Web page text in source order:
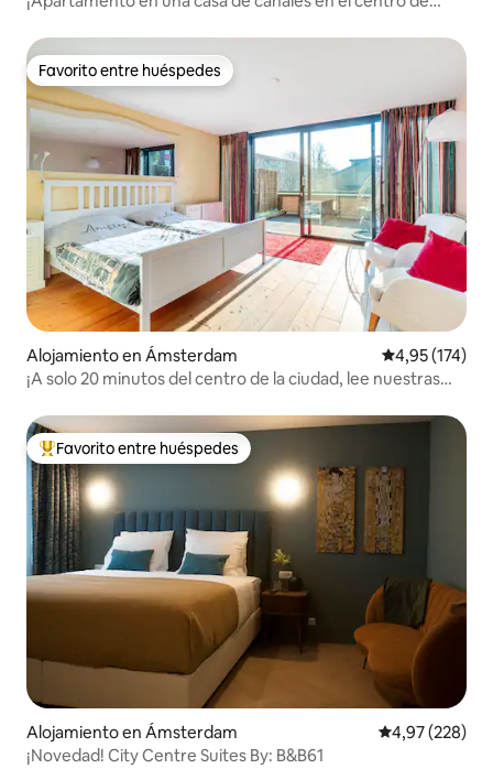
Favorito entre huéspedes
Favorito entre huéspedes
Alojamiento en Ámsterdam Calificación
4,95 (174)
¡A solo 20 minutos del centro de la ciudad, lee nuestras
Favorito entre los huéspedes más destacados
Favorito entre huéspedes
Alojamiento en Ámsterdam Calificación
4,97 (228)
¡Novedad! City Centre Suites By: B&B61